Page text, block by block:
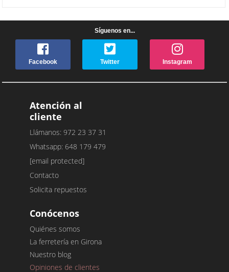
Síguenos en...
Facebook Twitter Instagram
Atención al
cliente
Llámanos: 972 23 37 31
Whatsapp: 648 179 479
[email protected]
Contacto
Solicita repuestos
Conócenos
Quiénes somos
La ferretería en Girona
Nuestro blog
Opiniones de clientes